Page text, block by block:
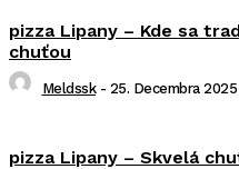
pizza Lipany – Kde sa
chuťou
Meldssk - 25. Decembra 2025
pizza Lipany – Skvelá